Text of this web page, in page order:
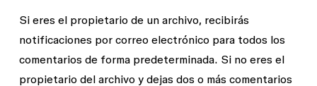
Si eres el propietario de un archivo, recibirás
notificaciones por correo electrónico para todos los
comentarios de forma predeterminada. Si no eres el
propietario del archivo y dejas dos o más comentarios